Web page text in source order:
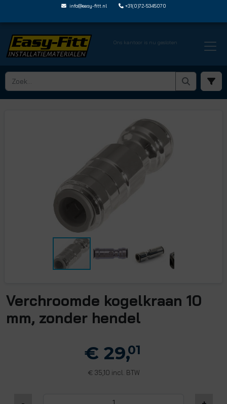
info@easy-fitt.nl +31(0)72-5345070
Ons kantoor is nu gesloten
HOME › KOGELKRANEN › KOGELKRANEN MET JOHN GUEST STEEKVERBINDING › 10HSV
Verchroomde kogelkraan 10
mm, zonder hendel
€ 29,01
€35,10 incl. BTW